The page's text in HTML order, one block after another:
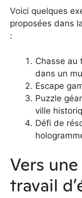
Voici quelques
proposées dans
:
Chasse au
dans un
Escape
Puzzle
ville
Défi de
Vers
travail